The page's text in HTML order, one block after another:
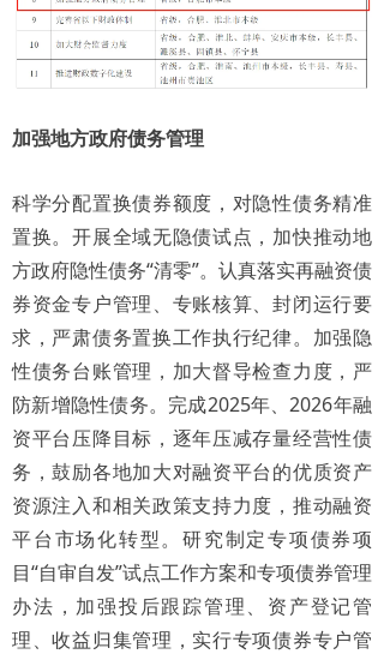
加强地方政府债务管理
科学分配置换债券额度，对隐性债务精准
置换。开展全域无隐债试点，加快推动地
方政府隐性债务“清零”。认真落实再融资债
券资金专户管理、专账核算、封闭运行要
求，严肃债务置换工作执行纪律。加强隐
性债务台账管理，加大督导检查力度，严
防新增隐性债务。完成2025年、2026年融
资平台压降目标，逐年压减存量经营性债
务，鼓励各地加大对融资平台的优质资产
资源注入和相关政策支持力度，推动融资
平台市场化转型。研究制定专项债券项
目“自审自发”试点工作方案和专项债券管理
办法，加强投后跟踪管理、资产登记管
理、收益归集管理，实行专项债券专户管